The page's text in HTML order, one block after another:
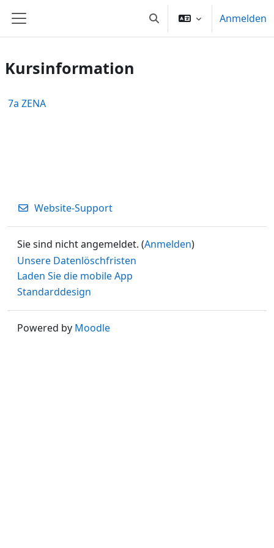
Website-Übersicht Sucheingabe umschalten
Anmelden
Kursinformation
7a ZENA
Website-Support
Sie sind nicht angemeldet. (Anmelden)
Unsere Datenlöschfristen
Laden Sie die mobile App
Standarddesign
Powered by Moodle